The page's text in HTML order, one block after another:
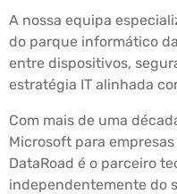
A nossa equipa
do parque informático
entre dispositivos,
estratégia IT alinhada
Com mais de uma
Microsoft para
DataRoad é o parceiro
independentemente do